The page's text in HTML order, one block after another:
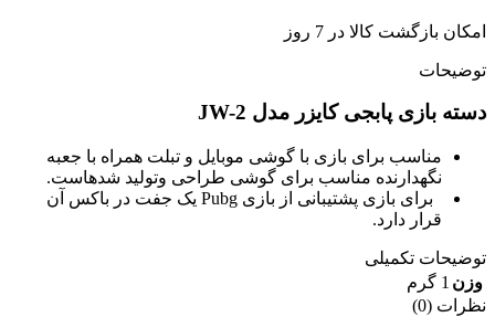
امکان بازگشت کالا در 7 روز
توضیحات
دسته بازی پابجی کایزر مدل JW-2
مناسب برای بازی با گوشی موبایل و تبلت همراه با جعبه
نگهدارنده مناسب برای گوشی طراحی وتولید شدهاست.
برای بازی پشتیبانی از بازی Pubg یک جفت در باکس آن
قرار دارد.
توضیحات تکمیلی
وزن 1 گرم
نظرات (0)